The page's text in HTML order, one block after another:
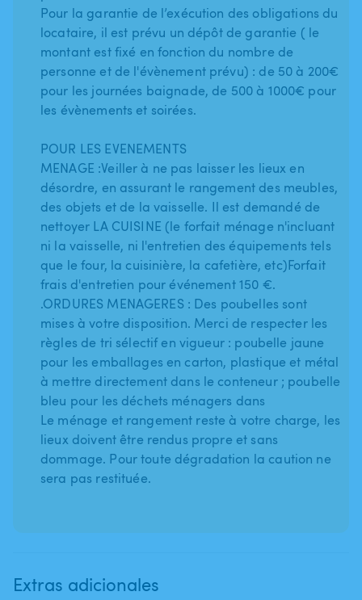
Pour la garantie de l’exécution des obligations du
locataire, il est prévu un dépôt de garantie ( le
montant est fixé en fonction du nombre de
personne et de l'évènement prévu) : de 50 à 200€
pour les journées baignade, de 500 à 1000€ pour
les évènements et soirées.
POUR LES EVENEMENTS
MENAGE :Veiller à ne pas laisser les lieux en
désordre, en assurant le rangement des meubles,
des objets et de la vaisselle. Il est demandé de
nettoyer LA CUISINE (le forfait ménage n'incluant
ni la vaisselle, ni l'entretien des équipements tels
que le four, la cuisinière, la cafetière, etc)Forfait
frais d'entretien pour événement 150 €.
.ORDURES MENAGERES : Des poubelles sont
mises à votre disposition. Merci de respecter les
règles de tri sélectif en vigueur : poubelle jaune
pour les emballages en carton, plastique et métal
à mettre directement dans le conteneur ; poubelle
bleu pour les déchets ménagers dans
Le ménage et rangement reste à votre charge, les
lieux doivent être rendus propre et sans
dommage. Pour toute dégradation la caution ne
sera pas restituée.
Extras adicionales